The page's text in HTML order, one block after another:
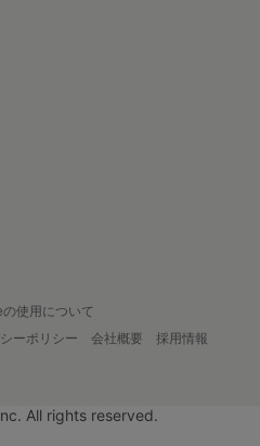
使用について
ーポリシー 会社概要
採用情報
All rights reserved.